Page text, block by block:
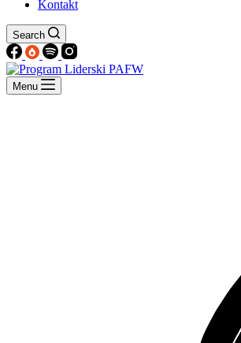
Kontakt
Search
Menu